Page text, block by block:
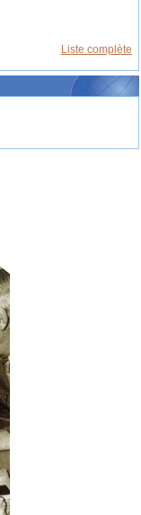
Liste complète